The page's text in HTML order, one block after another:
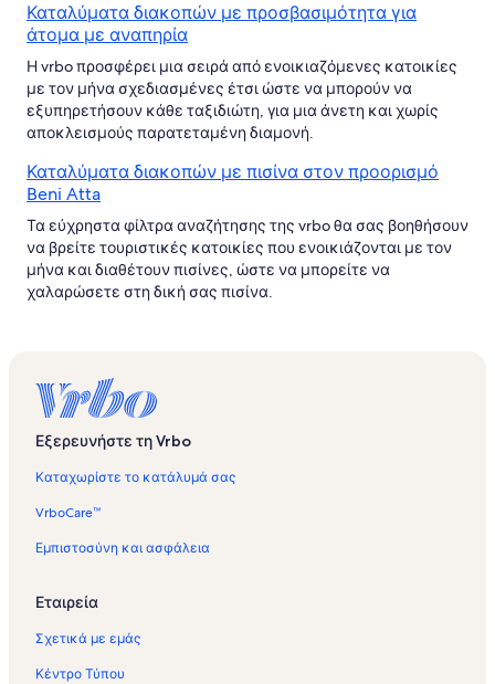
Καταλύματα διακοπών με προσβασιμότητα για
άτομα με αναπηρία
Η vrbo προσφέρει μια σειρά από ενοικιαζόμενες κατοικίες
με τον μήνα σχεδιασμένες έτσι ώστε να μπορούν να
εξυπηρετήσουν κάθε ταξιδιώτη, για μια άνετη και χωρίς
αποκλεισμούς παρατεταμένη διαμονή.
Καταλύματα διακοπών με πισίνα στον προορισμό
Beni Atta
Τα εύχρηστα φίλτρα αναζήτησης της vrbo θα σας βοηθήσουν
να βρείτε τουριστικές κατοικίες που ενοικιάζονται με τον
μήνα και διαθέτουν πισίνες, ώστε να μπορείτε να
χαλαρώσετε στη δική σας πισίνα.
Εξερευνήστε τη Vrbo
Καταχωρίστε το κατάλυμά σας
VrboCare™
Εμπιστοσύνη και ασφάλεια
Εταιρεία
Σχετικά με εμάς
Κέντρο Τύπου